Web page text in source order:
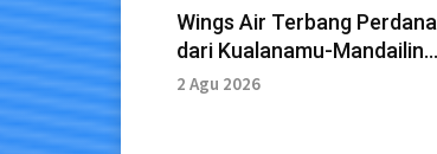
Wings Air Terbang Perdana
dari Kualanamu-Mandailing
Natal
2 Agu 2026